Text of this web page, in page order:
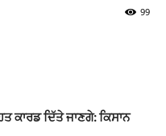
99
ਕਾਰਡ ਦਿੱਤੇ ਜਾਣਗੇ: ਕਿਸਾਨ